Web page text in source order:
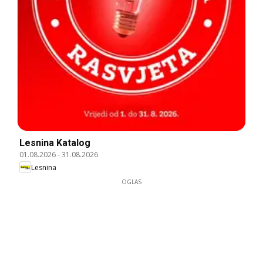
Lesnina Katalog
01.08.2026-31.08.2026
Lesnina
OGLAS